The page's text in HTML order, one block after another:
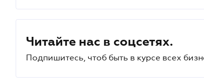
Читайте нас в соцсетях.
Подпишитесь, чтоб быть в курсе всех